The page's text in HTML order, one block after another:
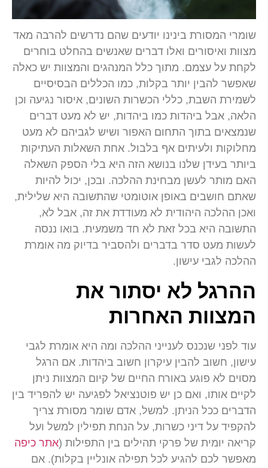
שומרי המסורת בינינו יודעים שהם נדרשים להרבה מאד
מצוות ואיסורים ואלו דברים שאנשים בהחלט בוחרים
לקחת על עצמם. מתוך כלל המנהגים והמצוות יש כאלה
שאפשר להבין יותר בקלות, כמו הכללים הבסיסיים
לשמירת השבת, כללי הכשרות השונים, איסור נגיעה וכן
הלאה, אבל ביהדות כמו ביהדות, יש לא מעט דברים
שנמצאים בתוך התחום האפור ושיש לגביהם לא מעט
מחלוקות ולעיתים אף בלבול. אחת השאלות העתיקות
ביותר בעידן שלנו בנושא הזה היא בלי הספק השאלה
האם מותר לעשן מבחינת ההלכה. ובכן, יכול להיות
שאתם חושבים באופן אוטומטי שהתשובה היא שלילית,
ואכן ההלכה היהודית לא מעודדת את זה, אבל לא,
התשובה היא בכל זאת לא חד משמעית. בואו ננסה
לעשות מעט סדר בדברים ולהסביר בדיוק מה אומרת
ההלכה לגבי עישון.
ההרגל לא יסתור את
המצוות האחרות
עוד לפני שנכנס לענייני ההלכה ומה היא אומרת לגבי
עישון, חשוב להבין עיקרון חשוב ביהדות. אם הרגל
מסוים לא פוגע באורח החיים של קיום המצוות ניתן
לקיים אותו, ואם כן יש פוטנציאל לפגיעה יש להפריד בין
הדברים ככל הניתן. למשל, אדם שומר מסורת צריך
להקפיד על דיני כשרות, על הנחת תפילין למשל ועל
קריאה יומית של פרקי תהילים בין התפילות (אתר כיפה
מאפשר לכם להגיע לכל תפילה אונליין בקלות). אם